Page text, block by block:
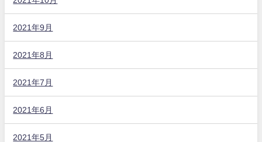
2021年9月
2021年8月
2021年7月
2021年6月
2021年5月